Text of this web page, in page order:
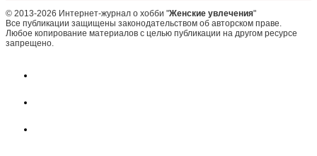
© 2013-2026 Интернет-журнал о хобби "Женские увлечения"
Все публикации защищены законодательством об авторском праве.
Любое копирование материалов с целью публикации на другом ресурсе
запрещено.